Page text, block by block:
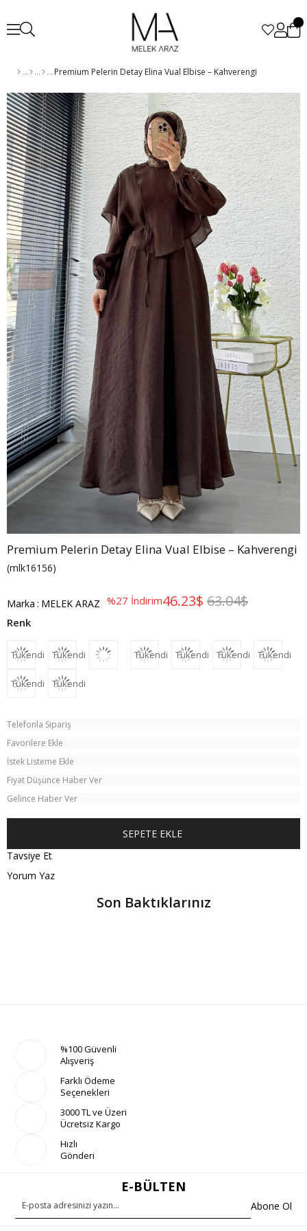
Premium Pelerin Detay Elina Vual Elbise – Kahverengi
Premium Pelerin Detay Elina Vual Elbise – Kahverengi
(mlk16156)
Marka : MELEK ARAZ %27 İndirim 63.04$
46.23$
Tükendi Tükendi Tükendi Tükendi Tükendi Tükendi
Tükendi Tükendi
Telefonla Sipariş
Favorilere Ekle
İstek Listeme Ekle
Fiyat Düşünce Haber Ver
Gelince Haber Ver
Tavsiye Et
Yorum Yaz
Son Baktıklarınız
%100 Güvenli
Alışveriş
Farklı Ödeme
Seçenekleri
3000 TL ve Üzeri
Ücretsiz Kargo
Hızlı
Gönderi
E-BÜLTEN
Abone Ol